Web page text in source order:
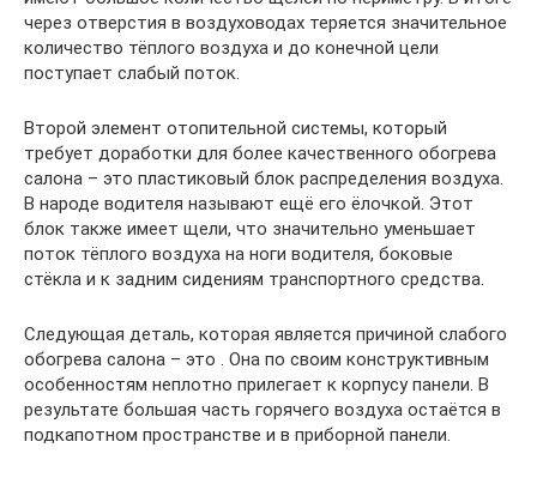
через отверстия в воздуховодах теряется значительное
количество тёплого воздуха и до конечной цели
поступает слабый поток.
Второй элемент отопительной системы, который
требует доработки для более качественного обогрева
салона – это пластиковый блок распределения воздуха.
В народе водителя называют ещё его ёлочкой. Этот
блок также имеет щели, что значительно уменьшает
поток тёплого воздуха на ноги водителя, боковые
стёкла и к задним сидениям транспортного средства.
Следующая деталь, которая является причиной слабого
обогрева салона – это . Она по своим конструктивным
особенностям неплотно прилегает к корпусу панели. В
результате большая часть горячего воздуха остаётся в
подкапотном пространстве и в приборной панели.